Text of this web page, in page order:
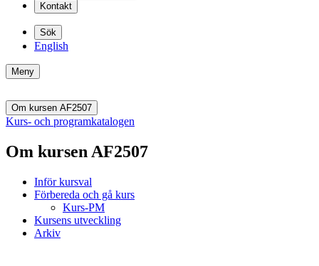
Kontakt
Sök
English
Meny
Om kursen AF2507
Kurs- och programkatalogen
Om kursen AF2507
Inför kursval
Förbereda och gå kurs
Kurs-PM
Kursens utveckling
Arkiv